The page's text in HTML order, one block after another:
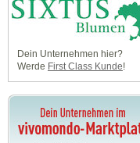
Dein Unternehmen hier?
Werde First Class Kunde!